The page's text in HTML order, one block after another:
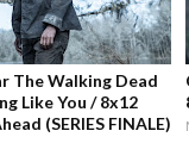
The Walking Dead
Like You / 8x12
(SERIES FINALE)